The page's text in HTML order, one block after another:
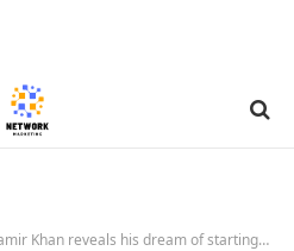
reveals his dream of starting a Gurukul-style film school: “Cinema is the youngest art form” : Bollywood News – Bollywood Hungama